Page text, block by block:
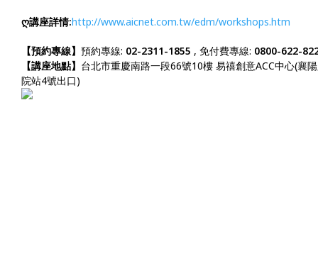
ღ講座詳情:http://www.aicnet.com.tw/edm/workshops.htm
【預約專線】 預約專線: 02-2311-1855 , 免付費專線: 0800-622-
【講座地點】 台北市重慶南路一段66號10樓 易禧創意ACC中心(襄
院站4號出口)